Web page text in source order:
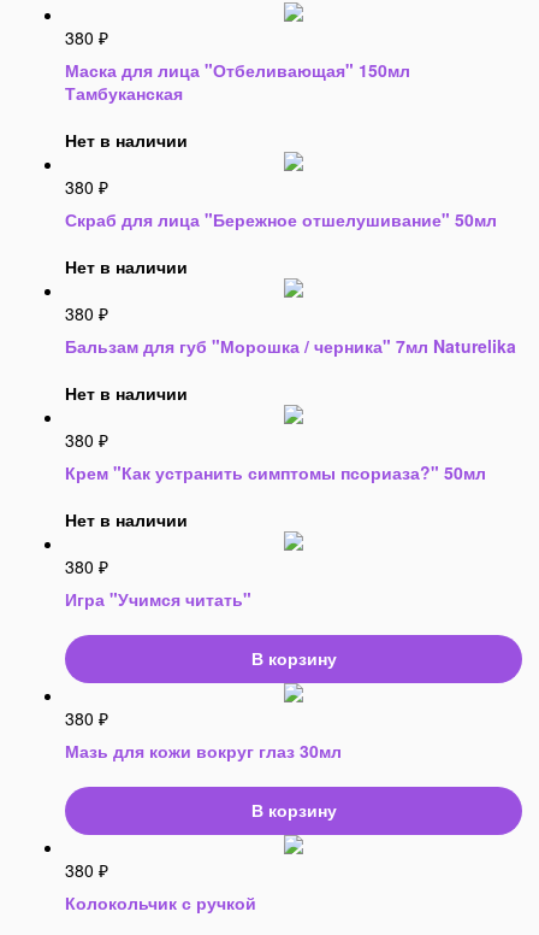
380 ₽
Маска для лица "Отбеливающая" 150мл
Тамбуканская
Нет в наличии
380 ₽
Скраб для лица "Бережное отшелушивание" 50мл
Нет в наличии
380 ₽
Бальзам для губ "Морошка / черника" 7мл Naturelika
Нет в наличии
380 ₽
Крем "Как устранить симптомы псориаза?" 50мл
Нет в наличии
380 ₽
Игра "Учимся читать"
В корзину
380 ₽
Мазь для кожи вокруг глаз 30мл
В корзину
380 ₽
Колокольчик с ручкой